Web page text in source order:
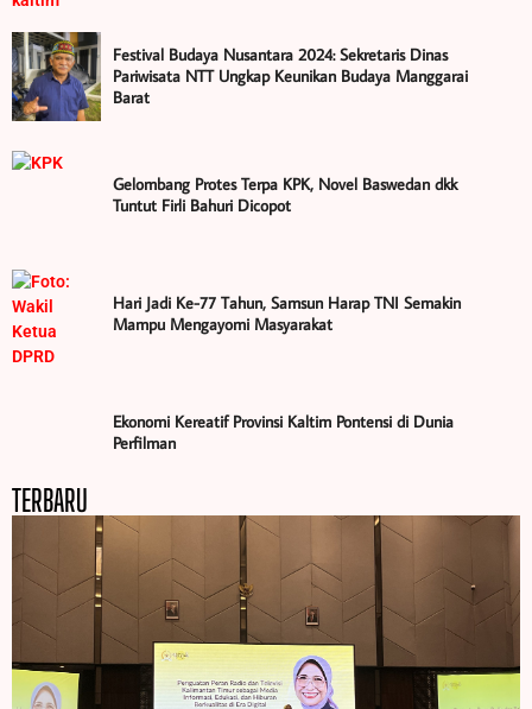
Festival Budaya Nusantara 2024: Sekretaris Dinas
Pariwisata NTT Ungkap Keunikan Budaya Manggarai
Barat
Gelombang Protes Terpa KPK, Novel Baswedan dkk
Tuntut Firli Bahuri Dicopot
Hari Jadi Ke-77 Tahun, Samsun Harap TNI Semakin
Mampu Mengayomi Masyarakat
Ekonomi Kereatif Provinsi Kaltim Pontensi di Dunia
Perfilman
TERBARU